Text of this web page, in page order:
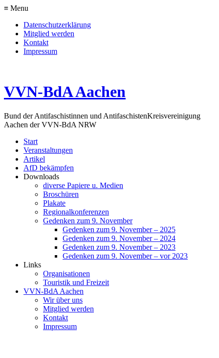
≡ Menu
Datenschutzerklärung
Mitglied werden
Kontakt
Impressum
VVN-BdA Aachen
Bund der Antifaschistinnen und AntifaschistenKreisvereinigung
Aachen der VVN-BdA NRW
Start
Veranstaltungen
Artikel
AfD bekämpfen
Downloads
diverse Papiere u. Medien
Broschüren
Plakate
Regionalkonferenzen
Gedenken zum 9. November
Gedenken zum 9. November – 2025
Gedenken zum 9. November – 2024
Gedenken zum 9. November – 2023
Gedenken zum 9. November – vor 2023
Links
Organisationen
Touristik und Freizeit
VVN-BdA Aachen
Wir über uns
Mitglied werden
Kontakt
Impressum